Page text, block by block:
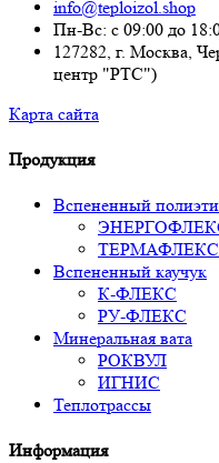
info@teploizol.shop
Пн-Вс: с 09:00 до
127282, г. Москва,
центр "РТС")
Карта сайта
Продукция
Вспененный
ТЕРМАФЛЕКС
Вспененный каучук
К-ФЛЕКС
РУ-ФЛЕКС
Минеральная вата
РОКВУЛ
ИГНИС
Теплотрассы
Информация